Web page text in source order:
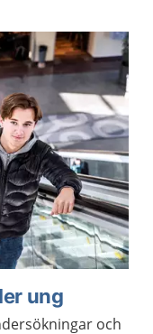
ung
och